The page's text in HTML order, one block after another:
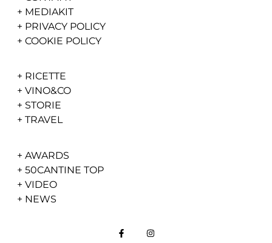
+ MEDIAKIT
+ PRIVACY POLICY
+ COOKIE POLICY
+ RICETTE
+ VINO&CO
+ STORIE
+ TRAVEL
+ AWARDS
+ 50CANTINE TOP
+ VIDEO
+ NEWS